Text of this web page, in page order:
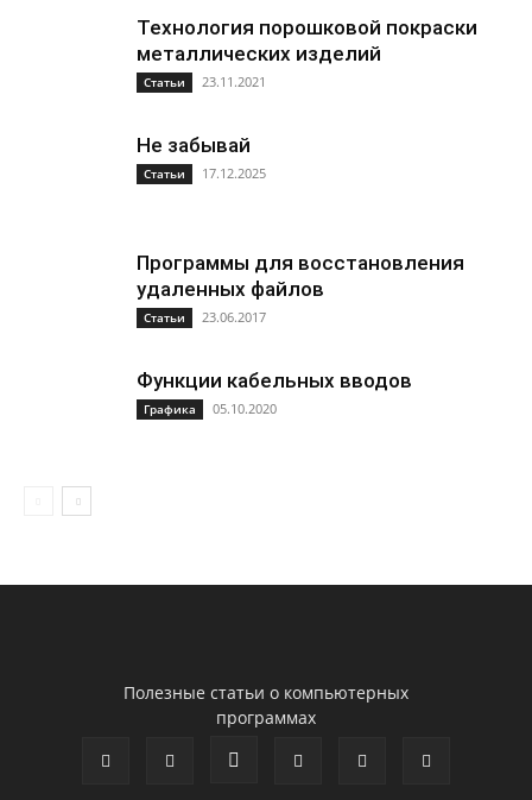
Технология порошковой покраски
металлических изделий
Статьи 23.11.2021
Не забывай
Статьи 17.12.2025
Программы для восстановления
удаленных файлов
Статьи 23.06.2017
Функции кабельных вводов
Графика 05.10.2020
Полезные статьи о компьютерных
программах